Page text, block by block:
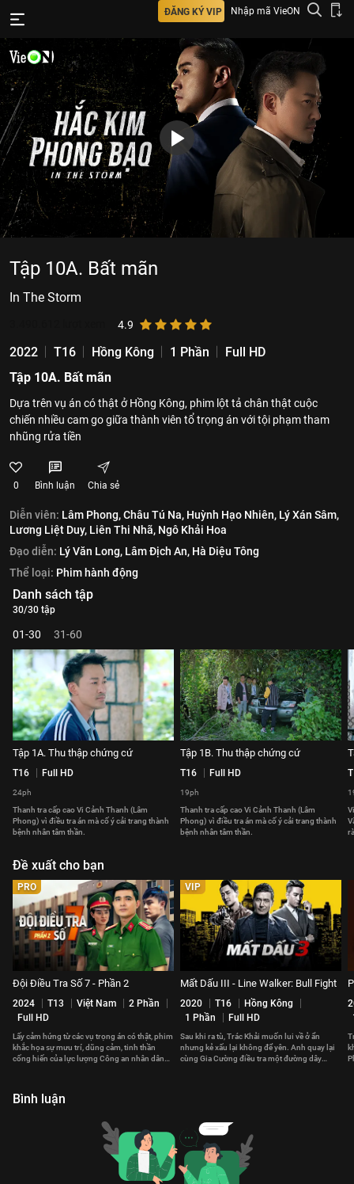
ĐĂNG KÝ VIP Nhập mã VieON
Tập 10A. Bất mãn
In The Storm
4.9
2022 T16 Hồng Kông 1 Phần
Full HD
Tập 10A. Bất mãn
Dựa trên vụ án có thật ở Hồng Kông, phim lột tả chân thật cuộc
chiến nhiều cam go giữa thành viên tổ trọng án với tội phạm tham
nhũng rửa tiền
0 Bình luận Chia sẻ
Diễn viên: Lâm Phong,Châu Tú Na, Huỳnh Hạo Nhiên, Lý Xán Sâm,
Lương Liệt Duy, Liên Thi Nhã, Ngô Khải Hoa
Đạo diễn: Lý Văn Long, Lâm Địch An, Hà Diệu Tông
Thể loại: Phim hành động
Danh sách tập
30/30 tập
01-30 31-60
Tập 1A. Thu thập chứng cứ
T16 Full HD
24ph
Thanh tra cấp cao Vi Cảnh Thanh (Lâm
Phong) vì điều tra án mà cố ý cải trang thành
bệnh nhân tâm thần.
Tập 1B. Thu thập chứng cứ
T16 Full HD
19ph
Thanh tra cấp cao Vi Cảnh Thanh (Lâm
Phong) vì điều tra án mà cố ý cải trang thành
bệnh nhân tâm thần.
Đề xuất cho bạn
PRO
Đội Điều Tra Số 7 - Phần 2
2024 T13 Việt Nam
2 Phần
Full HD
Lấy cảm hứng từ các vụ trọng án có thật, phim
khắc họa sự mưu trí, dũng cảm, tinh thần
cống hiến của lực lượng Công an nhân dân
VIP
Mất Dấu III - Line Walker: Bull Fight
2020 T16
Hồng Kông
1 Phần
Full HD
Sau khi ra tù, Trác Khải muốn lui về ở ẩn
nhưng kẻ xấu lại không để yên. Anh quay lại
cùng Gia Cường điều tra một đường dây
Bình luận